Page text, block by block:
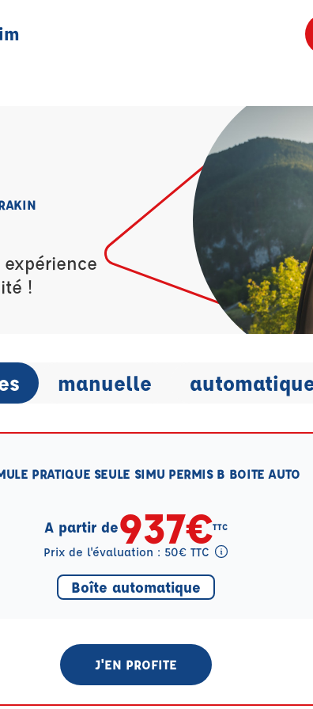
!
manuelle
PRATIQUE SEULE SIMU PERMIS B BOITE AUTO
A partir de937€TTC
Prix de l'évaluation : 50€ TTC
Tooltip eval mention
Boîte automatique
J'EN PROFITE